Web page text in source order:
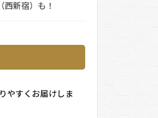
西新宿）も！
やすくお届けしま